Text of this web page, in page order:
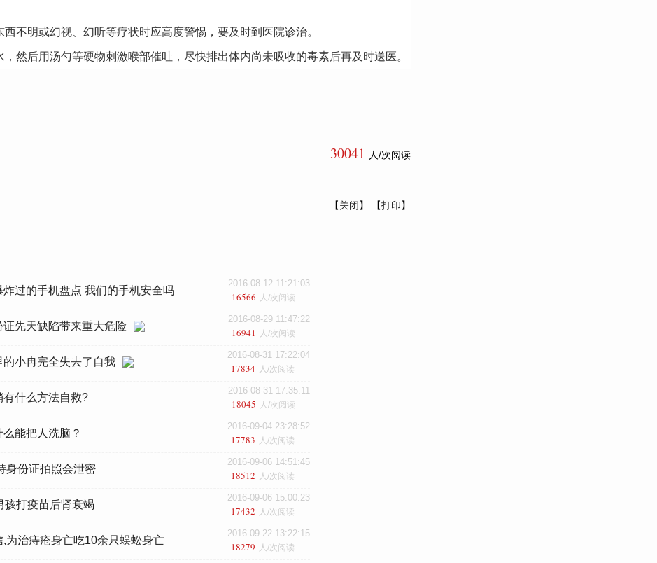
不明或幻视、幻听等疗状时应高度警惕，要及时到医院诊治。
然后用汤勺等硬物刺激喉部催吐，尽快排出体内尚未吸收的毒素后再及时送医。
30041 人/次阅读
【关闭】 【打印】
炸过的手机盘点 我们的手机安全吗
2016-08-12 11:21:03
16566 人/次阅读
证先天缺陷带来重大危险
2016-08-29 11:47:22
16941 人/次阅读
的小冉完全失去了自我
2016-08-31 17:22:04
17834 人/次阅读
有什么方法自救?
2016-08-31 17:35:11
18045 人/次阅读
能把人洗脑？
2016-09-04 23:28:52
17783 人/次阅读
身份证拍照会泄密
2016-09-06 14:51:45
18512 人/次阅读
孩打疫苗后肾衰竭
2016-09-06 15:00:23
17432 人/次阅读
,为治痔疮身亡吃10余只蜈蚣身亡
2016-09-22 13:22:15
18279 人/次阅读